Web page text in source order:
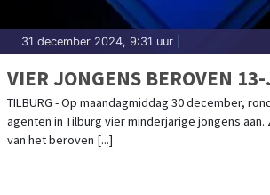
31 december 2024, 9:31 uur
VIER JONGENS BEROVEN
TILBURG - Op maandagmiddag 30 december,
agenten in Tilburg vier minderjarige jongens
van het beroven [...]